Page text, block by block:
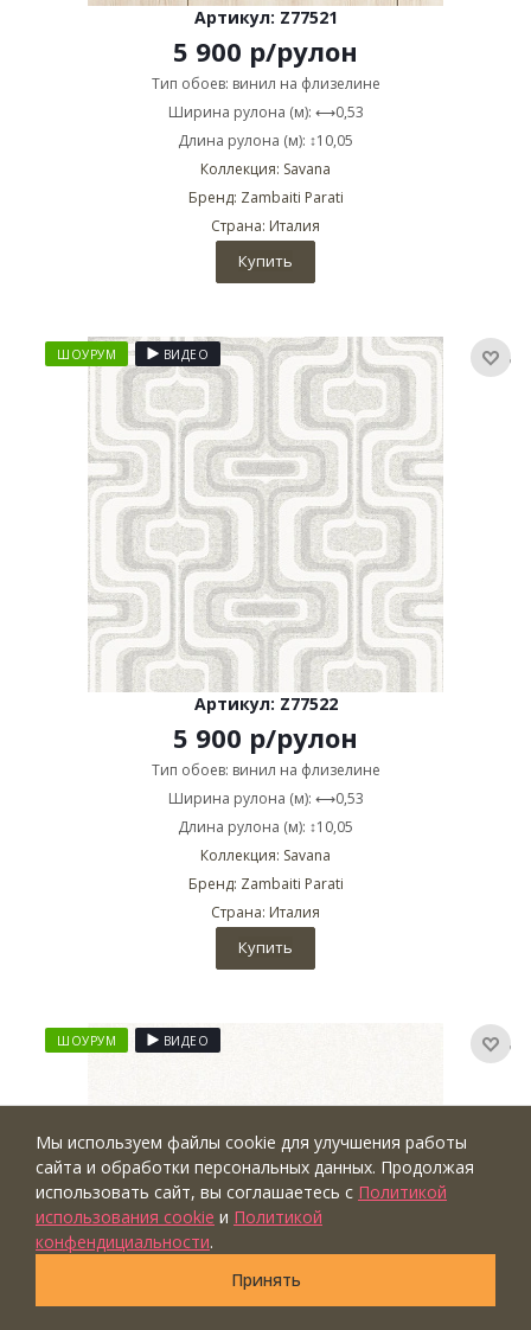
Артикул: Z77521
5 900 р/рулон
Тип обоев: винил на флизелине
Ширина рулона (м): ⟷0,53
Длина рулона (м): ↕10,05
Коллекция: Savana
Бренд: Zambaiti Parati
Страна: Италия
Купить
ШОУРУМ ВИДЕО
Артикул: Z77522
5 900 р/рулон
Тип обоев: винил на флизелине
Ширина рулона (м): ⟷0,53
Длина рулона (м): ↕10,05
Коллекция: Savana
Бренд: Zambaiti Parati
Страна: Италия
Купить
ШОУРУМ ВИДЕО
Мы используем файлы cookie для улучшения работы
сайта и обработки персональных данных. Продолжая
использовать сайт, вы соглашаетесь с Политикой
использования cookie и Политикой
конфендициальности.
Принять